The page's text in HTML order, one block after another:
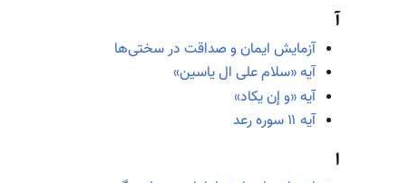
آ
آزمایش ایمان و صداقت در سختی‌ها
آیه «سلام علی ال یاسین»
آیه «و إن یکاد»
آیه ۱۱ سوره رعد
ا